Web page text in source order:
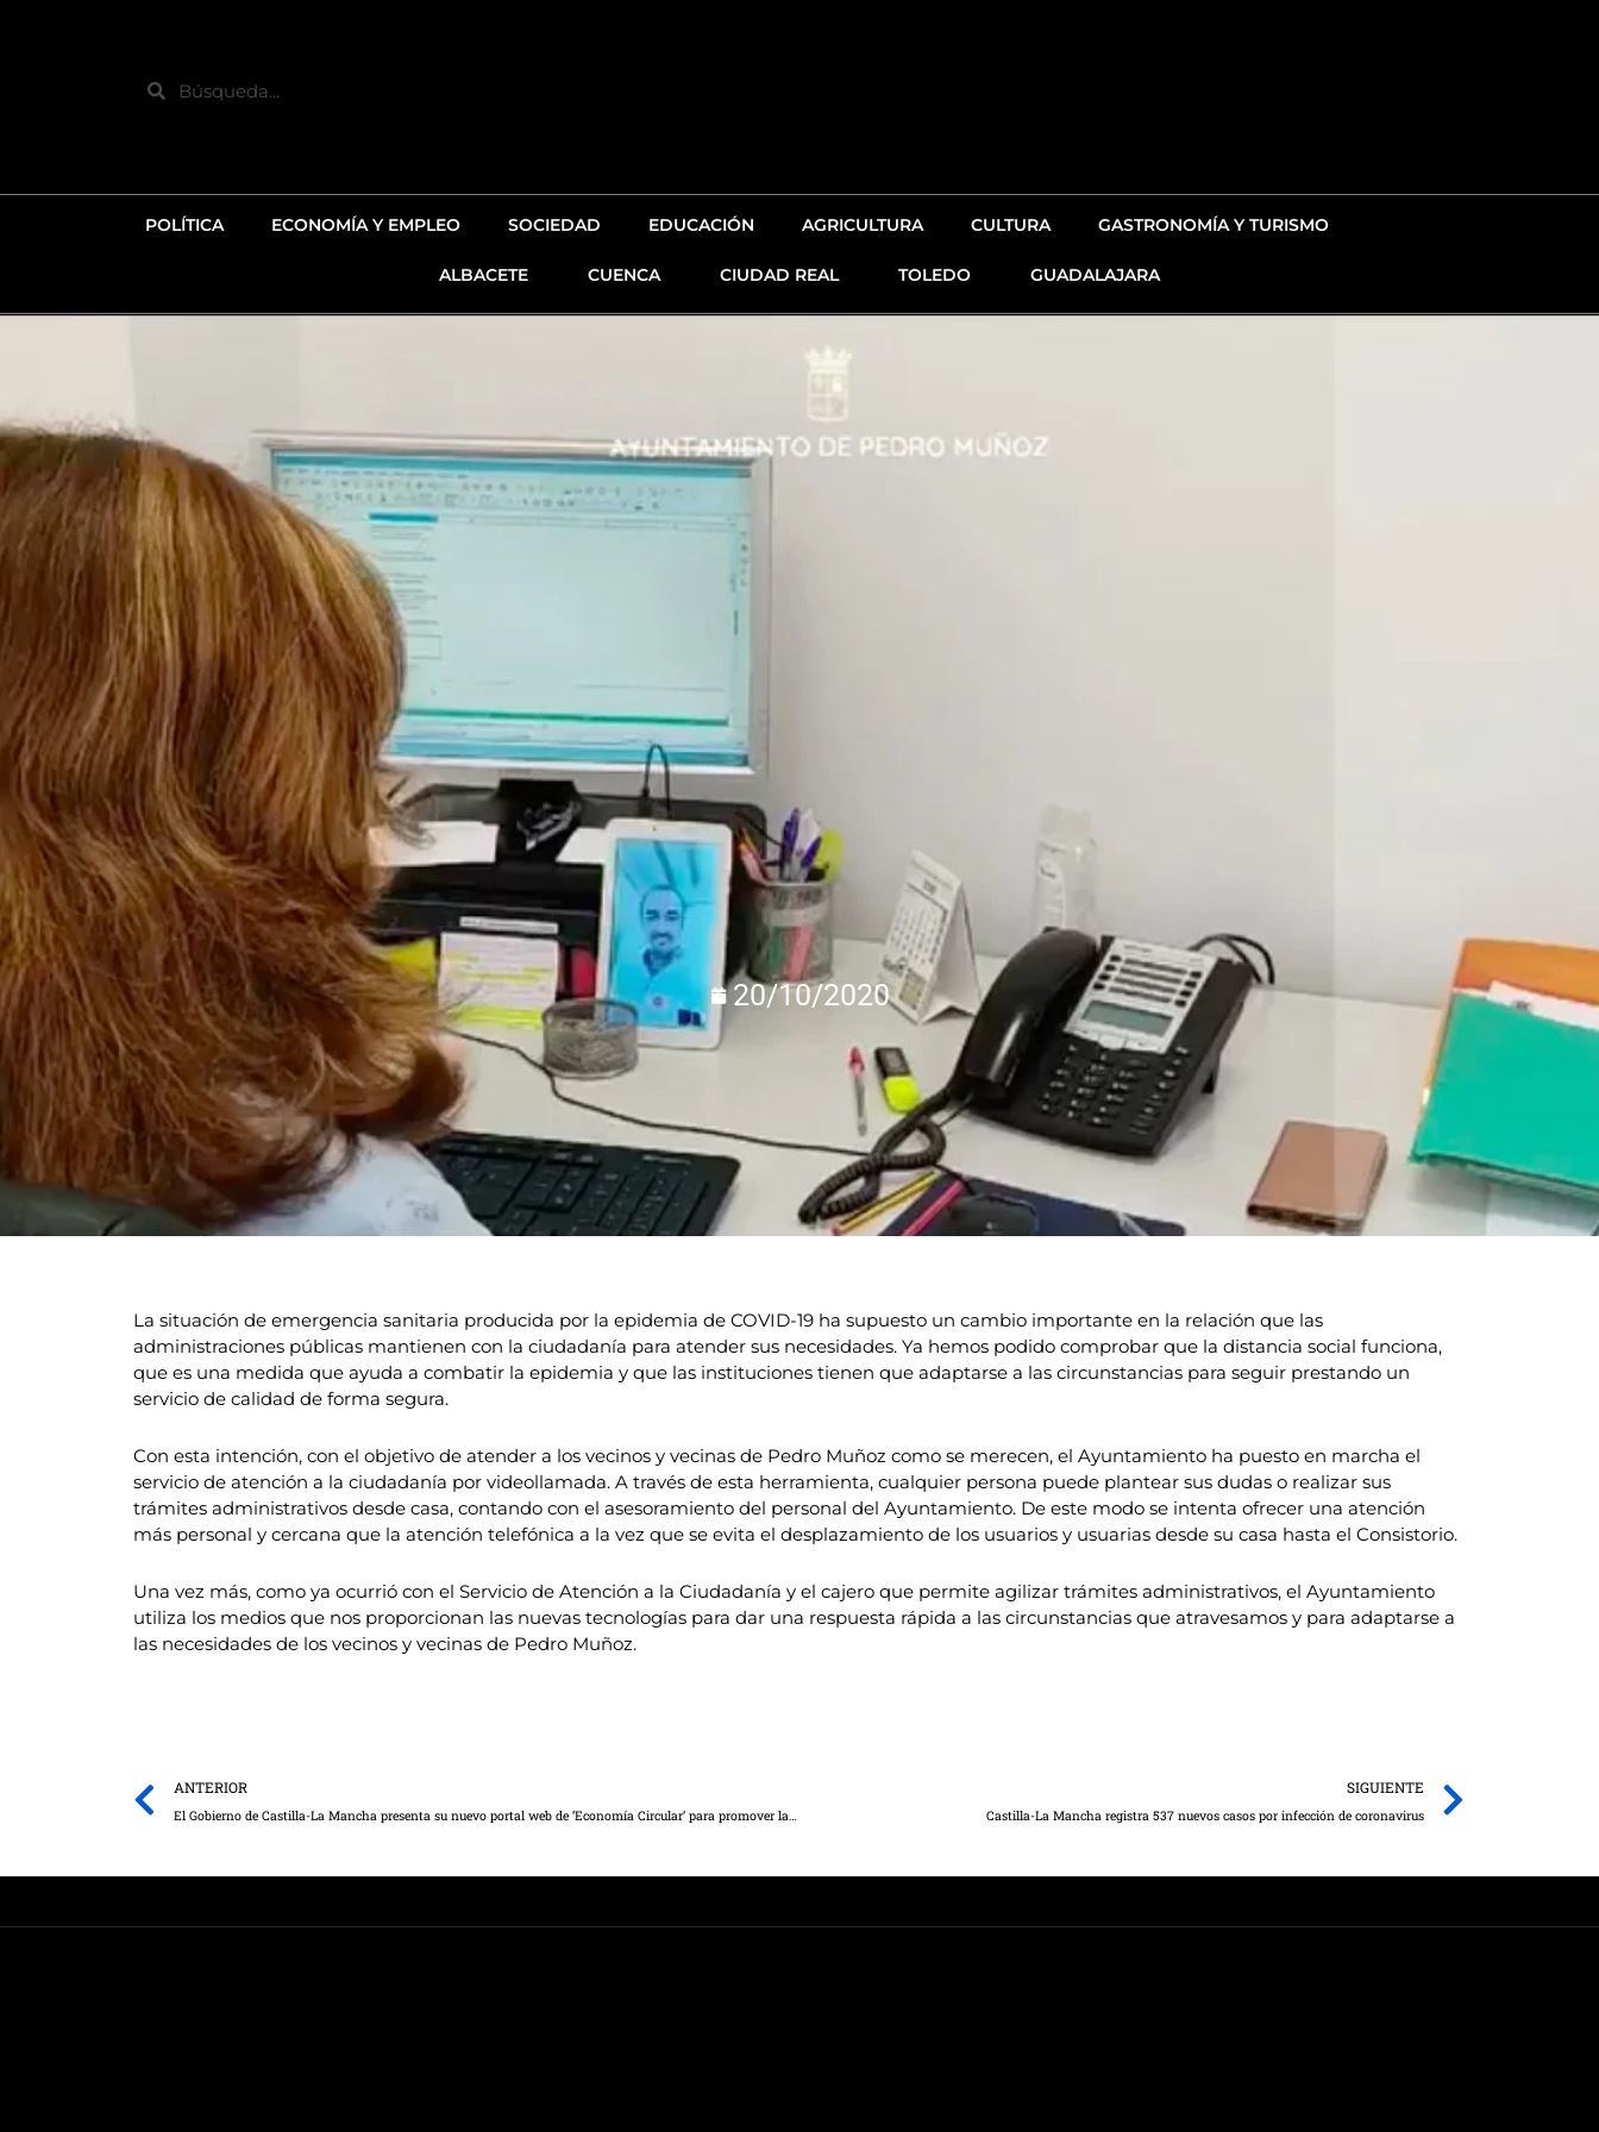
Search
POLÍTICA ECONOMÍA Y EMPLEO SOCIEDAD EDUCACIÓN AGRICULTURA CULTURA GASTRONOMÍA Y TURISMO
ALBACETE CUENCA CIUDAD REAL TOLEDO GUADALAJARA
20/10/2020
La situación de emergencia sanitaria producida por la epidemia de COVID-19 ha supuesto un cambio importante en la relación que las
administraciones públicas mantienen con la ciudadanía para atender sus necesidades. Ya hemos podido comprobar que la distancia social funciona,
que es una medida que ayuda a combatir la epidemia y que las instituciones tienen que adaptarse a las circunstancias para seguir prestando un
servicio de calidad de forma segura.
Con esta intención, con el objetivo de atender a los vecinos y vecinas de Pedro Muñoz como se merecen, el Ayuntamiento ha puesto en marcha el
servicio de atención a la ciudadanía por videollamada. A través de esta herramienta, cualquier persona puede plantear sus dudas o realizar sus
trámites administrativos desde casa, contando con el asesoramiento del personal del Ayuntamiento. De este modo se intenta ofrecer una atención
más personal y cercana que la atención telefónica a la vez que se evita el desplazamiento de los usuarios y usuarias desde su casa hasta el Consistorio.
Una vez más, como ya ocurrió con el Servicio de Atención a la Ciudadanía y el cajero que permite agilizar trámites administrativos, el Ayuntamiento
utiliza los medios que nos proporcionan las nuevas tecnologías para dar una respuesta rápida a las circunstancias que atravesamos y para adaptarse a
las necesidades de los vecinos y vecinas de Pedro Muñoz.
Prev
ANTERIOR SIGUIENTE
Castilla-La Mancha registra 537 nuevos casos por infección de coronavirus